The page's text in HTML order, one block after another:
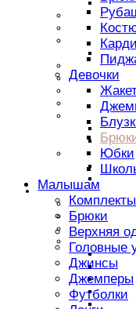
Толстовки
Водолазки
Брюки
Легинсы
Шорты
Пляжная
Головеные
Шапки
Кепки
Аксессуары
Ободки
Сумки,
Мальчикам
Футболки
Шорты
Брюки
Верхняя
Пальто
Парки
Куртки
Девочки
Юбки
Малышам
Брюки
Верхняя
Головные
Джинсы
Джемперы
Футболки